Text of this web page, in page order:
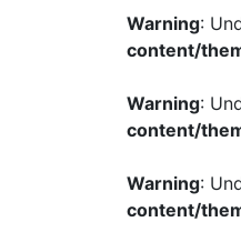
Warning:
content/
Warning:
content/
Warning:
content/